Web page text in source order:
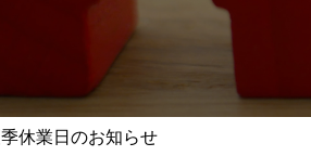
休業日のお知らせ